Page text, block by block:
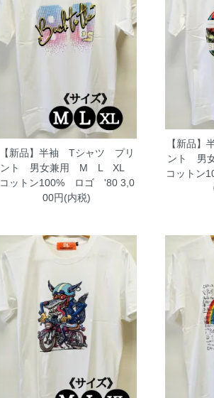
【新品】半袖 Tシャツ プリ
ント 男女兼用 M L XL
コットン100% ロゴ '803,0
00円(内税)
【新品
ント
コット